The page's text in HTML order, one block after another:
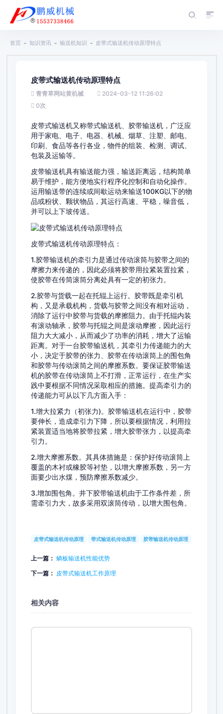
首页 知识资讯 输送机知识 皮带式输送机传动原理特点
皮带式输送机传动原理特点
青青草网站黄机械
2024-03-12 11:26:02
0次
皮带式输送机又称带式输送机、胶带输送机，广泛应
用于家电、电子、电器、机械、烟草、注塑、邮电、
印刷、食品等各行各业，物件的组装、检测、调试、
包装及运输等。
皮带输送机具有输送能力强，输送距离远，结构简单
易于维护，能方便地实行程序化控制和自动化操作。
运用输送带的连续或间歇运动来输送100KG以下的物
品或粉状、颗状物品，其运行高速、平稳，噪音低，
并可以上下坡传送。
皮带式输送机传动原理特点：
1.胶带输送机的牵引力是通过传动滚筒与胶带之间的
摩擦力来传递的，因此必须将胶带用拉紧装置拉紧，
使胶带在传筒滚筒分离处具有一定的初张力。
2.胶带与货载一起在托辊上运行。胶带既是牵引机
构，又是承载机构，货载与胶带之间没有相对运动，
消除了运行中胶带与货载的摩擦阻力。由于托辊内装
有滚动轴承，胶带与托辊之间是滚动摩擦，因此运行
阻力大大减小，从而减少了功率的消耗，增大了运输
距离。对于一台胶带输送机，其牵引力传递能力的大
小，决定于胶带的张力、胶带在传动滚筒上的围包角
和胶带与传动滚筒之间的摩擦系数。要保证胶带输送
机的胶带在传动滚筒上不打滑，正常运行，在生产实
践中要根据不同情况采取相应的措施。提高牵引力的
传递能力可从以下几方面入手：
1.增大拉紧力（初张力)。胶带输送机在运行中，胶带
要伸长，造成牵引力下降，所以要根据情况，利用拉
紧装置适当地将胶带拉紧，增大胶带张力，以提高牵
引力。
2.增大摩擦系数。其具体措施是：保护好传动滚筒上
覆盖的木衬或橡胶等衬垫，以增大摩擦系数，另一方
面要少出水煤，预防摩擦系数减少。
3.增加围包角。井下胶带输送机由于工作条件差，所
需牵引力大，故多采用双滚筒传动，以增大围包角。
皮带式输送机传动原理 带式输送机传动原理 胶带输送机传动原理
上一篇： 鳞板输送机性能优势
下一篇： 皮带式输送机工作原理
相关内容